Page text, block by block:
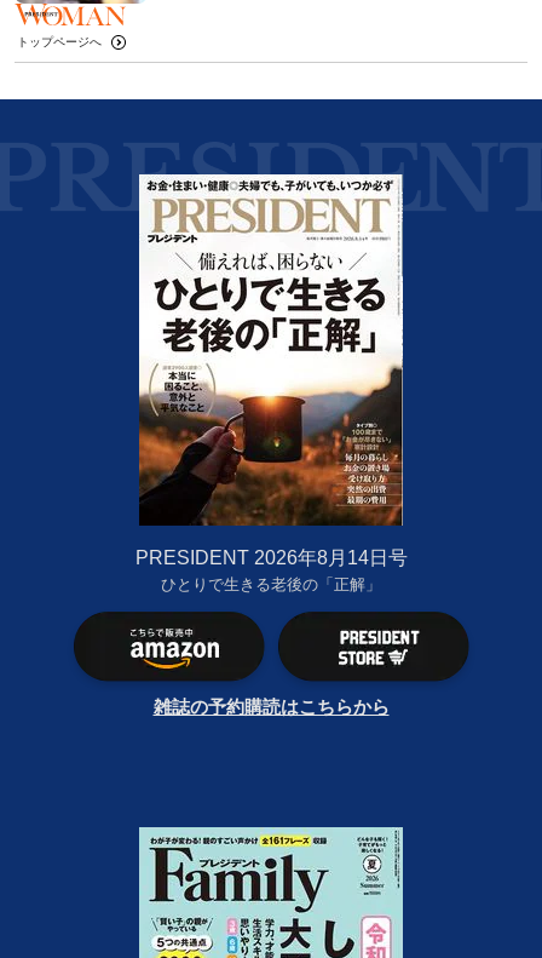
トップページへ
PRESIDENT 2026年8月14日号
ひとりで生きる老後の「正解」
雑誌の予約購読はこちらから